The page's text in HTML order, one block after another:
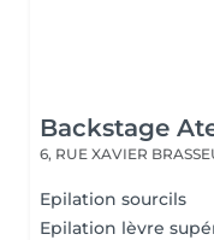
Backstage
6, RUE XAVIER
Epilation sourcils
Epilation lèvre